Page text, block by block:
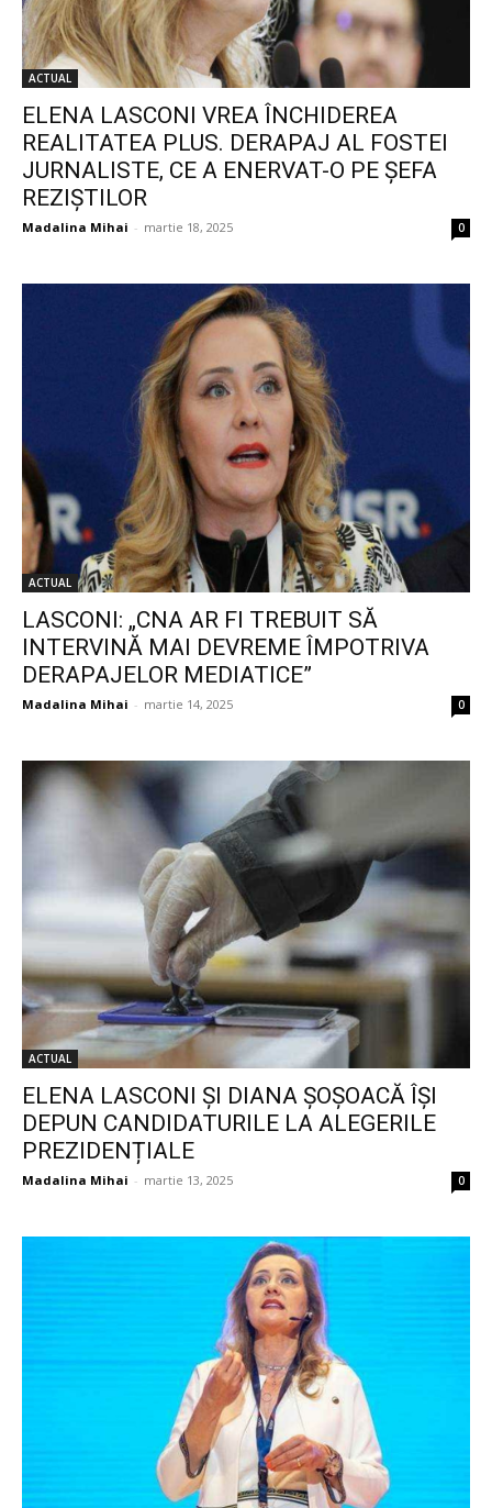
ACTUAL
ELENA LASCONI VREA ÎNCHIDEREA
REALITATEA PLUS. DERAPAJ AL FOSTEI
JURNALISTE, CE A ENERVAT-O PE ȘEFA
REZIȘTILOR
Madalina Mihai - martie 18, 2025 0
ACTUAL
LASCONI: „CNA AR FI TREBUIT SĂ
INTERVINĂ MAI DEVREME ÎMPOTRIVA
DERAPAJELOR MEDIATICE”
Madalina Mihai - martie 14, 2025 0
ACTUAL
ELENA LASCONI ȘI DIANA ȘOȘOACĂ ÎȘI
DEPUN CANDIDATURILE LA ALEGERILE
PREZIDENȚIALE
Madalina Mihai - martie 13, 2025 0